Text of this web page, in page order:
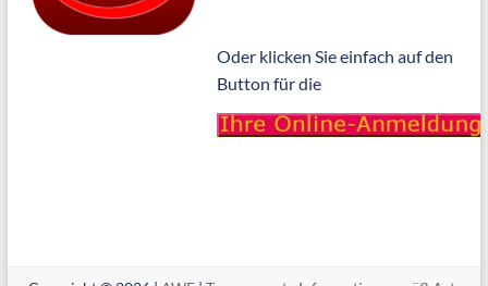
Oder klicken Sie einfach auf den
Button für die